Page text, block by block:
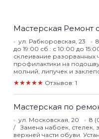
Мастерская Ремонт
ул. Рабкоровская, 23
до 19:00 сб.: с 10:00 до
склеивание разорванных
профилактики на
молний, липучек и
★★★★★ Отзывов: 1
Мастерская по
ул. Московская, 20 8
Замена набоек, стелек,
верхней части обуви.